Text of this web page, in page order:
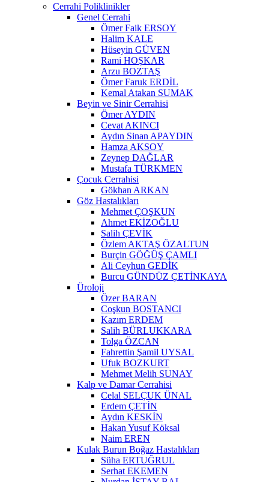
Cerrahi Poliklinikler
Genel Cerrahi
Ömer Faik ERSOY
Halim KALE
Hüseyin GÜVEN
Rami HOŞKAR
Arzu BOZTAŞ
Ömer Faruk ERDİL
Kemal Atakan SUMAK
Beyin ve Sinir Cerrahisi
Ömer AYDIN
Cevat AKINCI
Aydın Sinan APAYDIN
Hamza AKSOY
Zeynep DAĞLAR
Mustafa TÜRKMEN
Çocuk Cerrahisi
Gökhan ARKAN
Göz Hastalıkları
Mehmet ÇOŞKUN
Ahmet EKİZOĞLU
Salih ÇEVİK
Özlem AKTAŞ ÖZALTUN
Burçin GÖĞÜŞ ÇAMLI
Ali Ceyhun GEDİK
Burcu GÜNDÜZ ÇETİNKAYA
Üroloji
Özer BARAN
Coşkun BOSTANCI
Kazım ERDEM
Salih BÜRLUKKARA
Tolga ÖZCAN
Fahrettin Şamil UYSAL
Ufuk BOZKURT
Mehmet Melih SUNAY
Kalp ve Damar Cerrahisi
Celal SELÇUK ÜNAL
Erdem ÇETİN
Aydın KESKİN
Hakan Yusuf Köksal
Naim EREN
Kulak Burun Boğaz Hastalıkları
Süha ERTUĞRUL
Serhat EKEMEN